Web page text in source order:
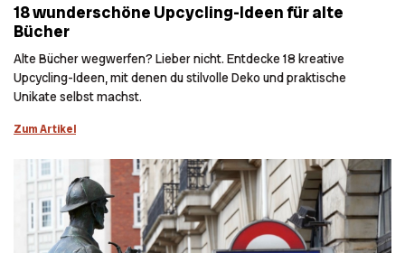
18 wunderschöne Upcycling-Ideen für alte
Bücher
Alte Bücher wegwerfen? Lieber nicht. Entdecke 18 kreative
Upcycling-Ideen, mit denen du stilvolle Deko und praktische
Unikate selbst machst.
Zum Artikel